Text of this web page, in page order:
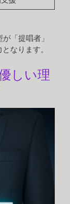
「提唱者」
なります。
しい理